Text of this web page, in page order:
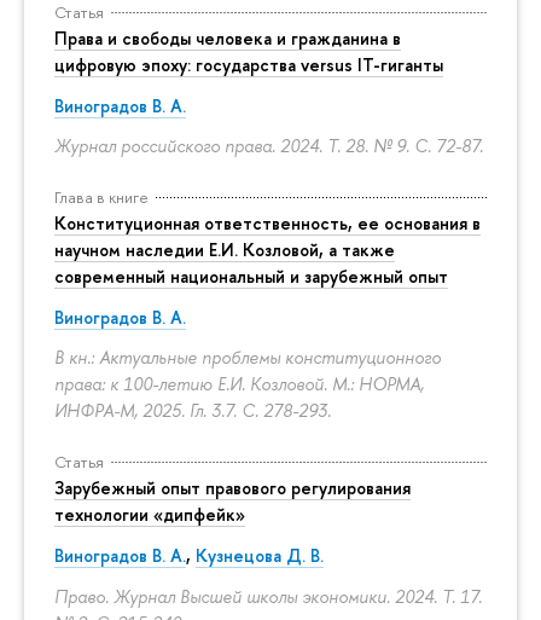
Статья
Права и свободы человека и гражданина в
цифровую эпоху: государства versus IT-гиганты
Виноградов В. А.
Журнал российского права. 2024. Т. 28. № 9. С. 72-87.
Глава в книге
Конституционная ответственность, ее основания в
научном наследии Е.И. Козловой, а также
современный национальный и зарубежный опыт
Виноградов В. А.
В кн.: Актуальные проблемы конституционного
права: к 100-летию Е.И. Козловой. М.: НОРМА,
ИНФРА-М, 2025. Гл. 3.7. С. 278-293.
Статья
Зарубежный опыт правового регулирования
технологии «дипфейк»
Виноградов В. А., Кузнецова Д. В.
Право. Журнал Высшей школы экономики. 2024. Т. 17.